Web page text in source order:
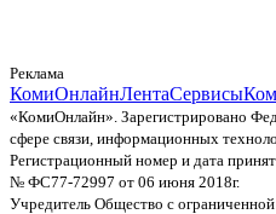
Реклама
КомиОнлайнЛентаСервисы
«КомиОнлайн». Зарегистрировано
сфере связи, информационных
Регистрационный номер и дата
№ ФС77-72997 от 06 июня 2018г.
Учредитель Общество с